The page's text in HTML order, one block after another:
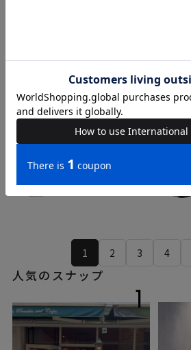
AKARI
163cm
ROYAL PARTY
1 2 3 4
人気のスナップ
1